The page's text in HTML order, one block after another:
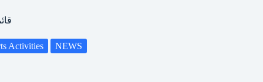
Activities NEWS